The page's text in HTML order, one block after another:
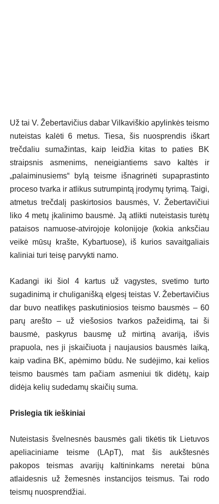
Už tai V. Žebertavičius dabar Vilkaviškio apylinkės teismo
nuteistas kalėti 6 metus. Tiesa, šis nuosprendis iškart
trečdaliu sumažintas, kaip leidžia kitas to paties BK
straipsnis asmenims, neneigiantiems savo kaltės ir
„palaiminusiems“ bylą teisme išnagrinėti supaprastinto
proceso tvarka ir atlikus sutrumpintą įrodymų tyrimą. Taigi,
atmetus trečdalį paskirtosios bausmės, V. Žebertavičiui
liko 4 metų įkalinimo bausmė. Ją atlikti nuteistasis turėtų
pataisos namuose-atvirojoje kolonijoje (kokia anksčiau
veikė mūsų krašte, Kybartuose), iš kurios savaitgaliais
kaliniai turi teisę parvykti namo.
Kadangi iki šiol 4 kartus už vagystes, svetimo turto
sugadinimą ir chuliganišką elgesį teistas V. Žebertavičius
dar buvo neatlikęs paskutiniosios teismo bausmės – 60
parų arešto – už viešosios tvarkos pažeidimą, tai ši
bausmė, paskyrus bausmę už mirtiną avariją, išvis
prapuola, nes ji įskaičiuota į naujausios bausmės laiką,
kaip vadina BK, apėmimo būdu. Ne sudėjimo, kai kelios
teismo bausmės tam pačiam asmeniui tik didėtų, kaip
didėja kelių sudedamų skaičių suma.
Prislegia tik ieškiniai
Nuteistasis švelnesnės bausmės gali tikėtis tik Lietuvos
apeliaciniame teisme (LApT), mat šis aukštesnės
pakopos teismas avarijų kaltininkams neretai būna
atlaidesnis už žemesnės instancijos teismus. Tai rodo
teismų nuosprendžiai.